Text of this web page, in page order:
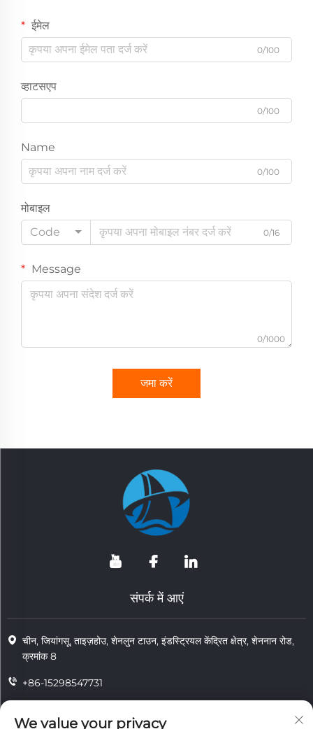
ईमेल
0/100
व्हाटसएप
0/100
Name
0/100
मोबाइल
Code
0/16
Message
0/1000
जमा करें
संपर्क में आएं
चीन, जियांगसू, ताइज़होउ, शेनलुन टाउन, इंडस्ट्रियल केंद्रित क्षेत्र, शेननान रोड,
क्रमांक 8
+86-15298547731
We value your privacy